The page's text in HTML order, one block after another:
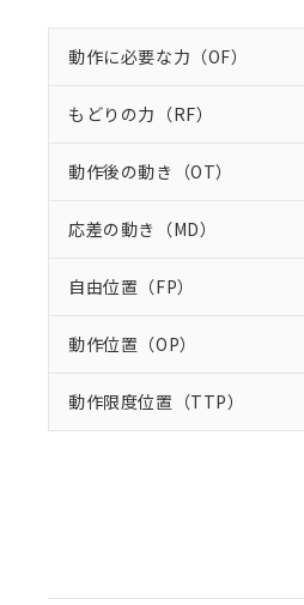
動作に必要な力（OF）
もどりの力（RF）
動作後の動き（OT）
応差の動き（MD）
自由位置（FP）
動作位置（OP）
動作限度位置（TTP）